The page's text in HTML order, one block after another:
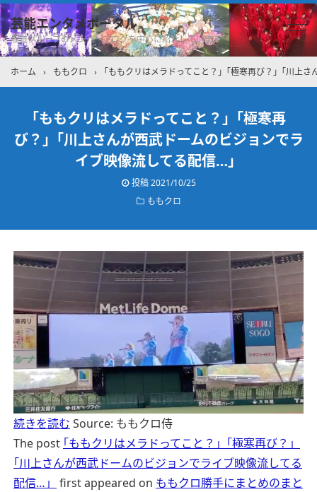
芸能エンタメポータル
坂道グループのメンバーブログを中心に紹介しています
ホーム › ももクロ › ｢ももクリはメラドってこと？」｢極寒再び？」｢川上
｢ももクリはメラドってこと？」｢極寒再
び？」｢川上さんが西武ドームのビジョンでラ
イブ映像流してる配信…」
投稿2021/10/25
ももクロ
続きを読む Source: ももクロ侍
The post ｢ももクリはメラドってこと？」｢極寒再び？」
｢川上さんが西武ドームのビジョンでライブ映像流してる
配信…」
first appeared on ももクロ勝手にまとめのまと